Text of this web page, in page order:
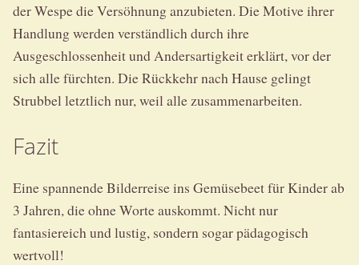
der Wespe die Versöhnung anzubieten. Die Motive ihrer
Handlung werden verständlich durch ihre
Ausgeschlossenheit und Andersartigkeit erklärt, vor der
sich alle fürchten. Die Rückkehr nach Hause gelingt
Strubbel letztlich nur, weil alle zusammenarbeiten.
Fazit
Eine spannende Bilderreise ins Gemüsebeet für Kinder ab
3 Jahren, die ohne Worte auskommt. Nicht nur
fantasiereich und lustig, sondern sogar pädagogisch
wertvoll!